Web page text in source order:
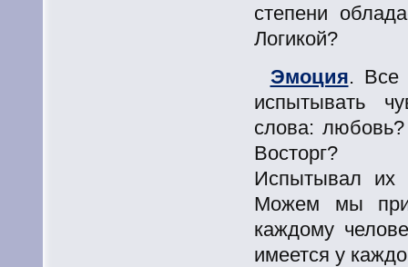
степени
Логикой?
Эмоция. Все
испытывать
слова:
Восторг?
Испытывал
Можем мы
каждому
имеется у